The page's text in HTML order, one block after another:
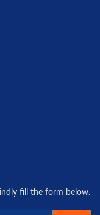
fill the form below.